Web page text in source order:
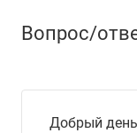
Вопрос/
Добрый